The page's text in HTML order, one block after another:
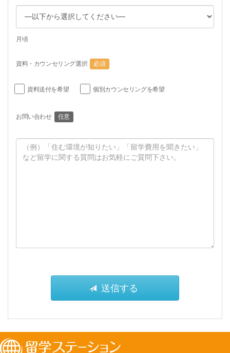
月頃
資料・カウンセリング選択 必須
資料送付を希望 個別カウンセリングを希望
お問い合わせ 任意